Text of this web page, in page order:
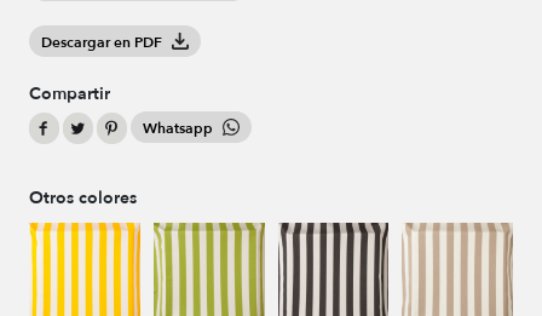
Descargar en PDF
Compartir
Whatsapp
Otros colores